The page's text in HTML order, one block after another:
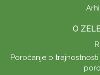
O
Poročanje o